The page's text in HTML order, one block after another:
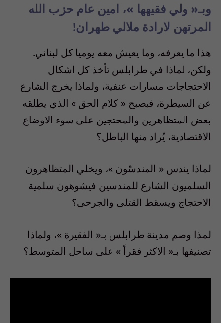
وبـ« ولي فقيهها »، امين عام حزب الله
المرتهن لارادة ملالي طهران!
هذا ما يعرفه، وما يعيش معه يوميا كل لبناني.
ولكن، لماذا في طرابلس تأخذ كل اشكال
الاحتجاجات مسارات عنفية، ولماذا يخرج الشارع
عن السيطرة، فيصبح « كلام الحق » الذي يطلقه
بعض المتظاهرين والمحتجين على سوء الاوضاع
الاقتصادية، يُراد منها الباطل؟
لماذا يندس « المندسّون »، ويخلي المتظاهرون
السلميون الشارع للمندسين فيشوهون سلمية
الاحتجاج ويسقط القتلى والجرحى؟
لمذا وصم مدينة طرابلس بـ« الفقيرة »، ولماذا
تصنيفها بـ« الاكثر فقراً » على ساحل المتوسط؟